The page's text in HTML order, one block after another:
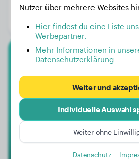
Alter:
Geschlecht:
Französische
Stitch
Nutzer über mehrere Websites
Hier findest du eine Liste
Werbepartner.
Mehr Informationen in
Datenschutzerklärung
Weiter und
Individuelle Auswahl
Weiter ohne
Datenschutz